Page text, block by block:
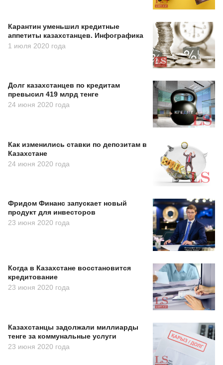
Карантин уменьшил кредитные
аппетиты казахстанцев. Инфографика
1 июля 2020 года
Долг казахстанцев по кредитам
превысил 419 млрд тенге
24 июня 2020 года
Как изменились ставки по депозитам в
Казахстане
24 июня 2020 года
Фридом Финанс запускает новый
продукт для инвесторов
23 июня 2020 года
Когда в Казахстане восстановится
кредитование
23 июня 2020 года
Казахстанцы задолжали миллиарды
тенге за коммунальные услуги
23 июня 2020 года